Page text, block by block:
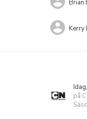
Brian
Kerry
på